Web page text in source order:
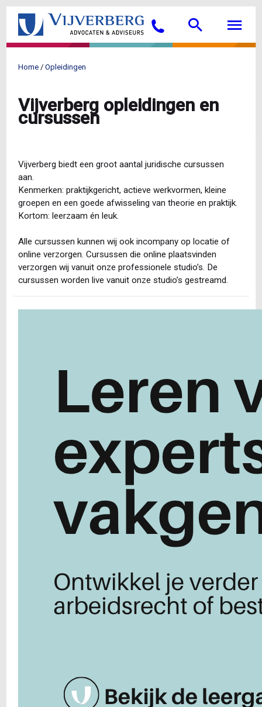
Overslaan
de
gaan
Bellen Search
Home Opleidingen
Vijverberg opleidingen en
cursussen
Vijverberg biedt een groot aantal juridische cursussen
aan.
Kenmerken: praktijkgericht, actieve werkvormen, kleine
groepen en een goede afwisseling van theorie en praktijk.
Kortom: leerzaam én leuk.
Alle cursussen kunnen wij ook incompany op locatie of
online verzorgen. Cursussen die online plaatsvinden
verzorgen wij vanuit onze professionele studio’s. De
cursussen worden live vanuit onze studio’s gestreamd.